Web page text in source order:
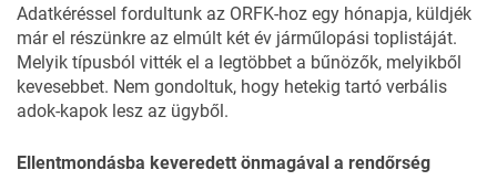
Adatkéréssel fordultunk az ORFK-hoz egy hónapja, küldjék
már el részünkre az elmúlt két év járműlopási toplistáját.
Melyik típusból vitték el a legtöbbet a bűnözők, melyikből
kevesebbet. Nem gondoltuk, hogy hetekig tartó verbális
adok-kapok lesz az ügyből.
Ellentmondásba keveredett önmagával a rendőrség